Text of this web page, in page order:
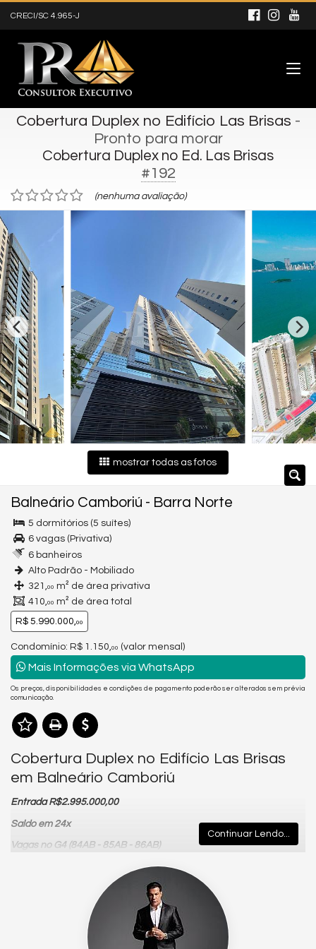
CRECI/SC 4.965-J
Cobertura Duplex no Edifício Las Brisas -
Pronto para morar
Cobertura Duplex no Ed. Las Brisas
#192
(nenhuma avaliação)
mostrar todas as fotos
Balneário Camboriú - Barra Norte
5 dormitórios (5 suítes)
6 vagas (Privativa)
6 banheiros
Alto Padrão - Mobiliado
321,00 m² de área privativa
410,00 m² de área total
R$ 5.990.000,00
Condomínio: R$ 1.150, 00 (valor mensal)
Mais Informações via WhatsApp
Os preços, disponibilidades e condições de pagamento poderão ser alterados sem prévia
comunicação.
Cobertura Duplex no Edifício Las Brisas
em Balneário Camboriú
Entrada R$2.995.000,00
Saldo em 24x
Vagas no G4 (84AB - 85AB - 86AB)
, Apartamentos Alto Padrão, com ótimo
acabamento, empreendimento construído pela
Construtora e Incorporadora.
Assim como a badalada
, localizada em Manzanillo, Colima no México, um
lugar tranquilo e romântico, o
LAS BRISAS RESIDENCE
na paisagem de Balneário Camboriú, para tornar-se referência
Continuar Lendo...